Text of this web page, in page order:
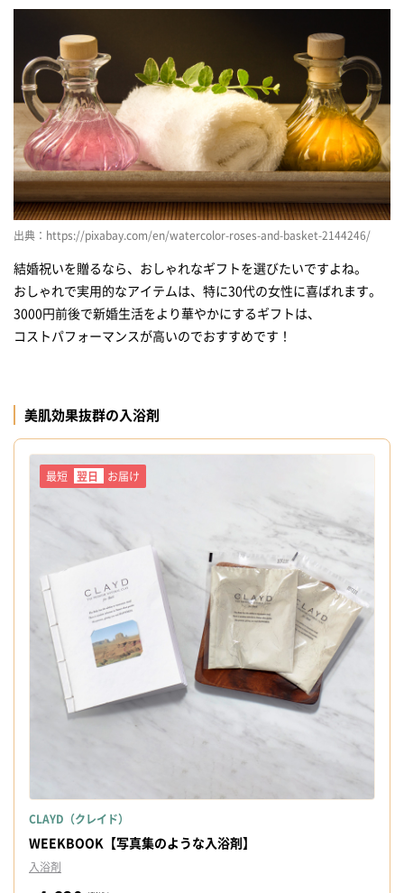
出典：https://pixabay.com/en/watercolor-roses-and-basket-2144246/
結婚祝いを贈るなら、おしゃれなギフトを選びたいですよね。
おしゃれで実用的なアイテムは、特に30代の女性に喜ばれます。
3000円前後で新婚生活をより華やかにするギフトは、
コストパフォーマンスが高いのでおすすめです！
美肌効果抜群の入浴剤
最短 翌日 お届け
CLAYD（クレイド）
WEEKBOOK【写真集のような入浴剤】
入浴剤